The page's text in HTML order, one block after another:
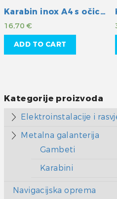
Karabin inox A4 s očicom i osiguranjem 120mm
16,70€
ADD TO CART
Kategorije proizvoda
Elektroinstalacije i
Metalna galanterija
Gambeti
Karabini
Navigacijska oprema